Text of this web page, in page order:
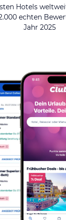
Hotels
echten
Jahr 2025